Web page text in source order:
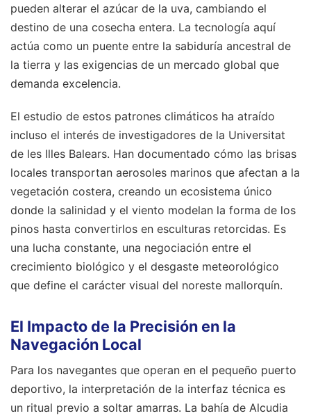
pueden alterar el azúcar de la uva, cambiando el
destino de una cosecha entera. La tecnología aquí
actúa como un puente entre la sabiduría ancestral de
la tierra y las exigencias de un mercado global que
demanda excelencia.
El estudio de estos patrones climáticos ha atraído
incluso el interés de investigadores de la Universitat
de les Illes Balears. Han documentado cómo las brisas
locales transportan aerosoles marinos que afectan a la
vegetación costera, creando un ecosistema único
donde la salinidad y el viento modelan la forma de los
pinos hasta convertirlos en esculturas retorcidas. Es
una lucha constante, una negociación entre el
crecimiento biológico y el desgaste meteorológico
que define el carácter visual del noreste mallorquín.
El Impacto de la Precisión en la
Navegación Local
Para los navegantes que operan en el pequeño puerto
deportivo, la interpretación de la interfaz técnica es
un ritual previo a soltar amarras. La bahía de Alcudia